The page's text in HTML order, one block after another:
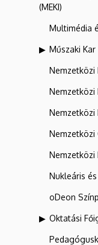
(MEKI)
Multimédia
Műszaki Kar
Nemzetközi
Nemzetközi
Nemzetközi
Nemzetközi
Nukleáris
oDeon
Oktatási